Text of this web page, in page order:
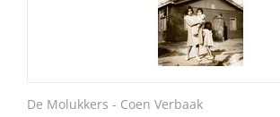
De Molukkers - Coen Verbaak